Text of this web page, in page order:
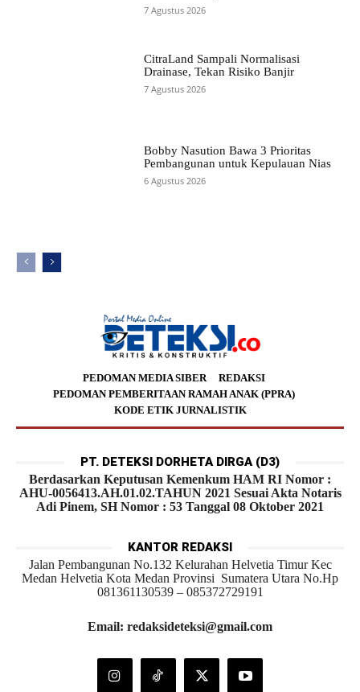
7 Agustus 2026
CitraLand Sampali Normalisasi
Drainase, Tekan Risiko Banjir
7 Agustus 2026
Bobby Nasution Bawa 3 Prioritas
Pembangunan untuk Kepulauan Nias
6 Agustus 2026
PEDOMAN MEDIA SIBER
REDAKSI
PEDOMAN PEMBERITAAN RAMAH ANAK (PPRA)
KODE ETIK JURNALISTIK
PT. DETEKSI DORHETA DIRGA (D3)
Berdasarkan Keputusan Kemenkum HAM RI Nomor :
AHU-0056413.AH.01.02.TAHUN 2021 Sesuai Akta Notaris
Adi Pinem, SH Nomor : 53 Tanggal 08 Oktober 2021
KANTOR REDAKSI
Jalan Pembangunan No.132 Kelurahan Helvetia Timur Kec
Medan Helvetia Kota Medan Provinsi Sumatera Utara No.Hp
081361130539 – 085372729191
Email: redaksideteksi@gmail.com